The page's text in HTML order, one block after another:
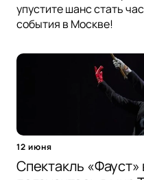
упустите шанс стать
события в Москве!
12 июня
Спектакль